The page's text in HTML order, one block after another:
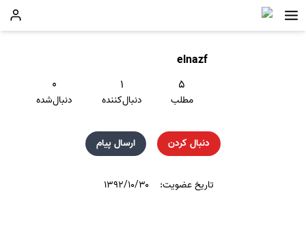
elnazf
۵
مطلب
۱
دنبال‌کننده
۰
دنبال‌شده
دنبال کردن ارسال پیام
تاریخ عضویت: ۱۳۹۲/۱۰/۳۰